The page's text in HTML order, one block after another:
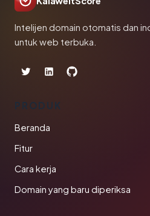
Intelijen domain otomatis dan
untuk web terbuka.
PRODUK
Beranda
Fitur
Cara kerja
Domain yang baru diperiksa